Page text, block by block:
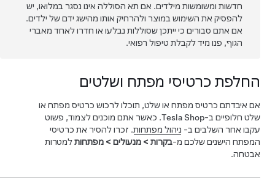
חדשות ומשומשות מילדים. אם תא הסוללה אינו נסגר במלואו, יש
להפסיק את השימוש במוצר ולהרחיק אותו מהישג ידם של ילדים.
אם אתם סבורים כי ייתכן שסוללות נבלעו או חדרו לאחד מאברי
הגוף, פנו מיד לקבלת טיפול רפואי.
החלפת כרטיסי מפתח ושלטים
אם איבדתם כרטיס מפתח או שלט,תוכלו לרכוש כרטיס מפתח או
שלט חלופיים ב-Tesla Shop
. כאשר אתם מוכנים לצמוד, פשוט
עקבו אחר השלבים ב-ניהול מפתחות. זכרו להסיר את כרטיסי
המפתח הישנים שלכם מ-בקרות>מנעולים>מפתחותלמטרות
אבטחה.